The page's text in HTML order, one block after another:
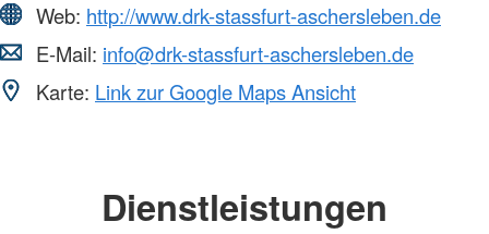
Web: http://www.drk-stassfurt-aschersleben.de
E-Mail: info@drk-stassfurt-aschersleben.de
Karte: Link zur Google Maps Ansicht
Dienstleistungen